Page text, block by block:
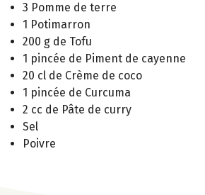
3 Pomme de terre
1 Potimarron
200 g de Tofu
1 pincée de Piment de cayenne
20 cl de Crème de coco
1 pincée de Curcuma
2 cc de Pâte de curry
Sel
Poivre